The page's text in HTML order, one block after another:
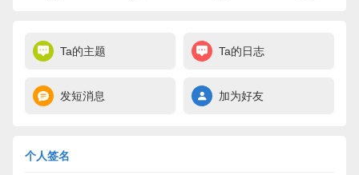
Ta的主题 Ta的日志
发短消息 加为好友
个人签名